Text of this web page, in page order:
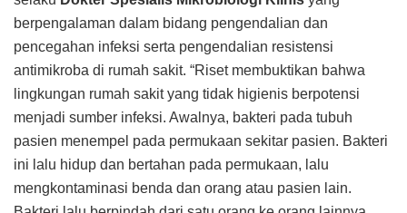
berpengalaman dalam bidang pengendalian dan
pencegahan infeksi serta pengendalian resistensi
antimikroba di rumah sakit. “Riset membuktikan bahwa
lingkungan rumah sakit yang tidak higienis berpotensi
menjadi sumber infeksi. Awalnya, bakteri pada tubuh
pasien menempel pada permukaan sekitar pasien. Bakteri
ini lalu hidup dan bertahan pada permukaan, lalu
mengkontaminasi benda dan orang atau pasien lain.